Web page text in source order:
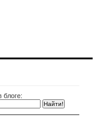
блоге: